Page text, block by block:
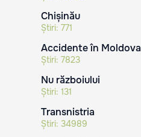
Chișinău
Știri: 771
Accidente în Moldova
Știri: 7823
Nu războiului
Știri: 131
Transnistria
Știri: 34989